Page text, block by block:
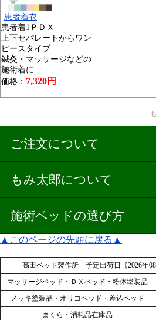
患者着衣
患者着1ＰＤＸ
上下セパレートからワン
ピースタイプ
鍼灸・マッサージなどの
施術着に
価格： 7,320円
ご注文について
もみ太郎について
施術ベッドの選び方
▲このページの先頭に戻る▲
高田ベッド製作所 予定出荷日【2026年08
マッサージベッド・ＤＸベッド・粉体塗装品
メッキ塗装品・オリコベッド・差込ベッド
まくら・消耗品在庫品